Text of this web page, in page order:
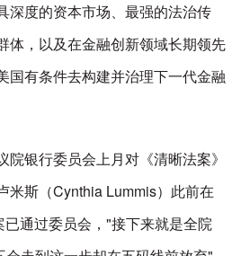
深度的资本市场、最强的法治传
体，以及在金融创新领域长期领先
有条件去构建并治理下一代金融
银行委员会上月对《清晰法案》
米斯（Cynthia Lummis）此前在
通过委员会，"接下来就是全院